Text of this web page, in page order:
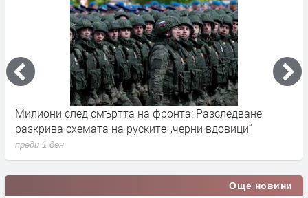
Милиони след смъртта на фронта: Разследване
разкрива схемата на руските „черни вдовици“
преди 1 ден
Още новини